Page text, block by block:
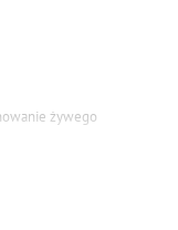
żywego
tępienie siekaczy,